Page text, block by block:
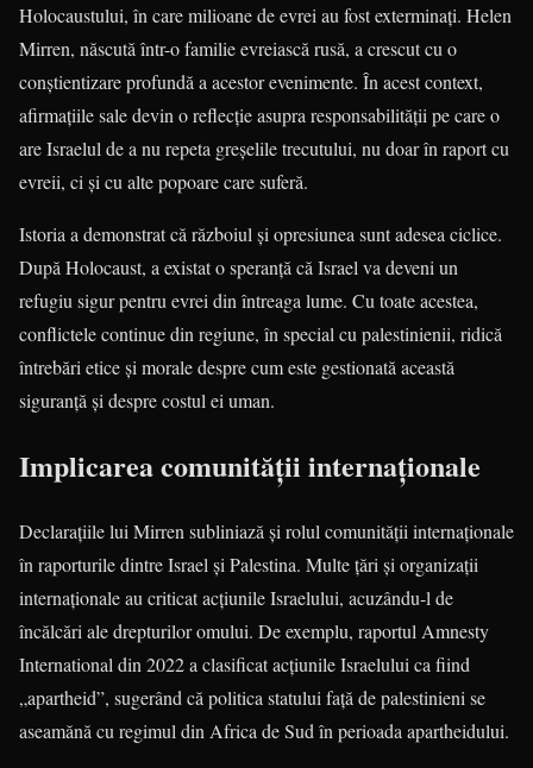
Holocaustului, în care milioane de evrei au fost exterminați. Helen
Mirren, născută într-o familie evreiască rusă, a crescut cu o
conștientizare profundă a acestor evenimente. În acest context,
afirmațiile sale devin o reflecție asupra responsabilității pe care o
are Israelul de a nu repeta greșelile trecutului, nu doar în raport cu
evreii, ci și cu alte popoare care suferă.
Istoria a demonstrat că războiul și opresiunea sunt adesea ciclice.
După Holocaust, a existat o speranță că Israel va deveni un
refugiu sigur pentru evrei din întreaga lume. Cu toate acestea,
conflictele continue din regiune, în special cu palestinienii, ridică
întrebări etice și morale despre cum este gestionată această
siguranță și despre costul ei uman.
Implicarea comunității internaționale
Declarațiile lui Mirren subliniază și rolul comunității internaționale
în raporturile dintre Israel și Palestina. Multe țări și organizații
internaționale au criticat acțiunile Israelului, acuzându-l de
încălcări ale drepturilor omului. De exemplu, raportul Amnesty
International din 2022 a clasificat acțiunile Israelului ca fiind
„apartheid”, sugerând că politica statului față de palestinieni se
aseamănă cu regimul din Africa de Sud în perioada apartheidului.